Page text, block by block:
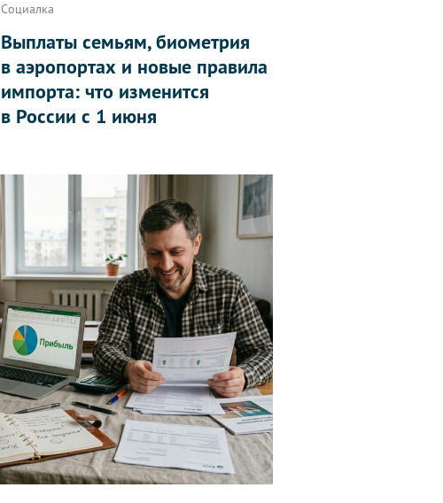
Социалка
Выплаты семьям, биометрия
в аэропортах и новые правила
импорта: что изменится
в России с 1 июня